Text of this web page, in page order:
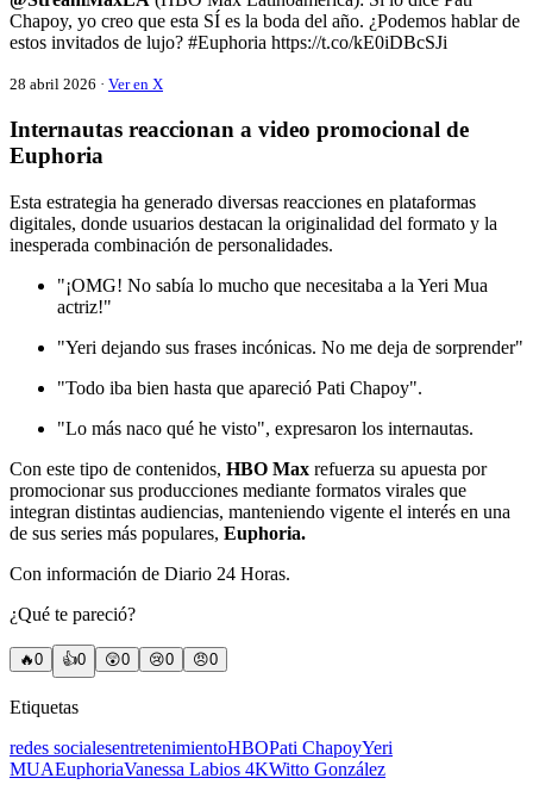
Chapoy, yo creo que esta SÍ es la boda del año. ¿Podemos hablar de
estos invitados de lujo? #Euphoria https://t.co/kE0iDBcSJi
28 abril 2026 · Ver en X
Internautas reaccionan a video promocional de
Euphoria
Esta estrategia ha generado diversas reacciones en plataformas
digitales, donde usuarios destacan la originalidad del formato y la
inesperada combinación de personalidades.
"¡OMG! No sabía lo mucho que necesitaba a la Yeri Mua
actriz!"
"Yeri dejando sus frases incónicas. No me deja de sorprender"
"Todo iba bien hasta que apareció Pati Chapoy".
"Lo más naco qué he visto", expresaron los internautas.
Con este tipo de contenidos, HBO Max refuerza su apuesta por
promocionar sus producciones mediante formatos virales que
integran distintas audiencias, manteniendo vigente el interés en una
de sus series más populares, Euphoria.
Con información de Diario 24 Horas.
¿Qué te pareció?
🔥0 👍0 😲0 😢0 😠0
Etiquetas
redes socialesentretenimientoHBOPati ChapoyYeri
MUAEuphoriaVanessa Labios 4KWitto González